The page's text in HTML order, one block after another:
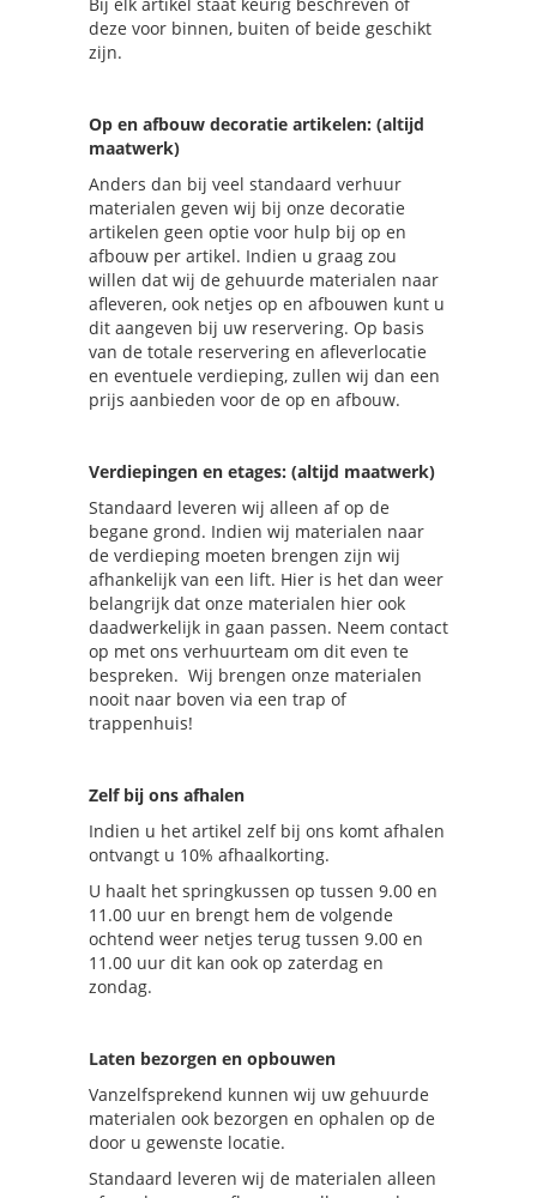
deze voor binnen, buiten of beide geschikt
zijn.
Op en afbouw decoratie artikelen: (altijd
maatwerk)
Anders dan bij veel standaard verhuur
materialen geven wij bij onze decoratie
artikelen geen optie voor hulp bij op en
afbouw per artikel. Indien u graag zou
willen dat wij de gehuurde materialen naar
afleveren, ook netjes op en afbouwen kunt u
dit aangeven bij uw reservering. Op basis
van de totale reservering en afleverlocatie
en eventuele verdieping, zullen wij dan een
prijs aanbieden voor de op en afbouw.
Verdiepingen en etages: (altijd maatwerk)
Standaard leveren wij alleen af op de
begane grond. Indien wij materialen naar
de verdieping moeten brengen zijn wij
afhankelijk van een lift. Hier is het dan weer
belangrijk dat onze materialen hier ook
daadwerkelijk in gaan passen. Neem contact
op met ons verhuurteam om dit even te
bespreken. Wij brengen onze materialen
nooit naar boven via een trap of
trappenhuis!
Zelf bij ons afhalen
Indien u het artikel zelf bij ons komt afhalen
ontvangt u 10% afhaalkorting.
U haalt het springkussen op tussen 9.00 en
11.00 uur en brengt hem de volgende
ochtend weer netjes terug tussen 9.00 en
11.00 uur dit kan ook op zaterdag en
zondag.
Laten bezorgen en opbouwen
Vanzelfsprekend kunnen wij uw gehuurde
materialen ook bezorgen en ophalen op de
door u gewenste locatie.
Standaard leveren wij de materialen alleen